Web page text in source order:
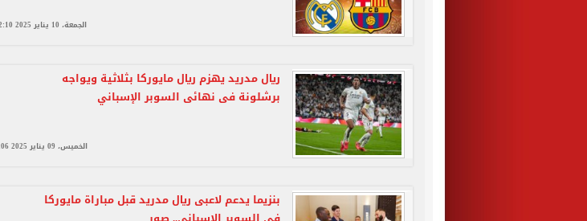
الجمعة، 10 يناير 2025 12:10 ص
ريال مدريد يهزم ريال مايوركا بثلاثية ويواجه
برشلونة فى نهائى السوبر الإسباني
الخميس، 09 يناير 2025 11:06 م
بنزيما يدعم لاعبى ريال مدريد قبل مباراة مايوركا